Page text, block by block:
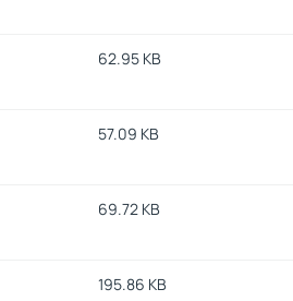
62.95 KB
57.09 KB
69.72 KB
195.86 KB